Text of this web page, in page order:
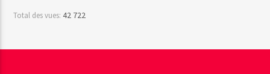
Total des vues:42 722